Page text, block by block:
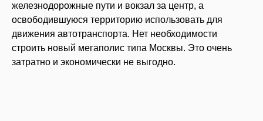
железнодорожные пути и вокзал за центр, а
освободившуюся территорию использовать для
движения автотранспорта. Нет необходимости
строить новый мегаполис типа Москвы. Это очень
затратно и экономически не выгодно.